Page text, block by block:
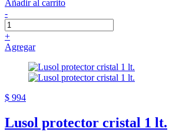
Añadir al carrito
-
+
Agregar
$ 994
Lusol protector cristal 1 lt.